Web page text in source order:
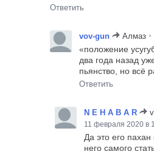
Ответить
vov-gun Алмаз •
«положение
два года назад
пьянство, но всё
Ответить
N E H A B A R
11 февраля 2020 в
Да это его
него самого